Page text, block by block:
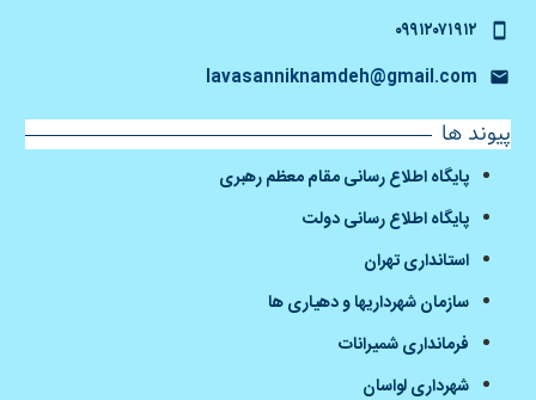
۰۹۹۱۲۰۷۱۹۱۲
lavasanniknamdeh@gmail.com
پیوند ها
پایگاه اطلاع رسانی مقام معظم رهبری
پایگاه اطلاع رسانی دولت
استانداری تهران
سازمان شهرداریها و دهیاری ها
فرمانداری شمیرانات
شهرداری لواسان